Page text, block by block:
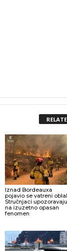
Iznad Bordeauxa
pojavio se vatreni
Stručnjaci upozoravaju
na izuzetno opasan
fenomen